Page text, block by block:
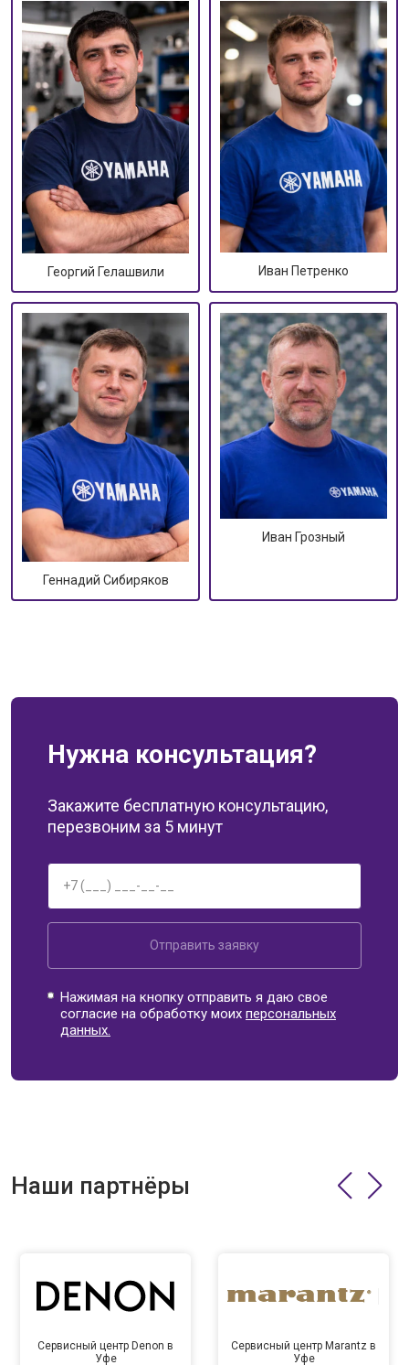
Георгий Гелашвили Иван Петренко
Геннадий Сибиряков
Иван Грозный
Нужна консультация?
Закажите бесплатную консультацию,
перезвоним за 5 минут
Отправить заявку
Нажимая на кнопку отправить я даю свое
согласие на обработку моихперсональных
данных.
Наши партнёры
Сервисный центр Denon в
Уфе
Сервисный центр Marantz в
Уфе